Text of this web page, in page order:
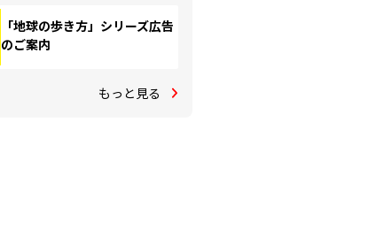
「地球の歩き方」シリーズ広告
のご案内
もっと見る